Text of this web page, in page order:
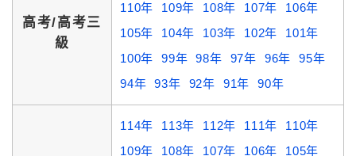
高考/高考三
級
110年
109年 108年 107年
106年
105年
104年 103年 102年
101年
100年
99年 98年 97年 96年
95年
94年
93年 92年 91年 90年
114年 113年 112年 111年
110年
109年
108年 107年 106年
105年